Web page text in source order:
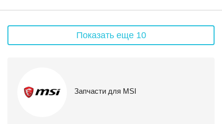
Показать еще 10
Запчасти для MSI